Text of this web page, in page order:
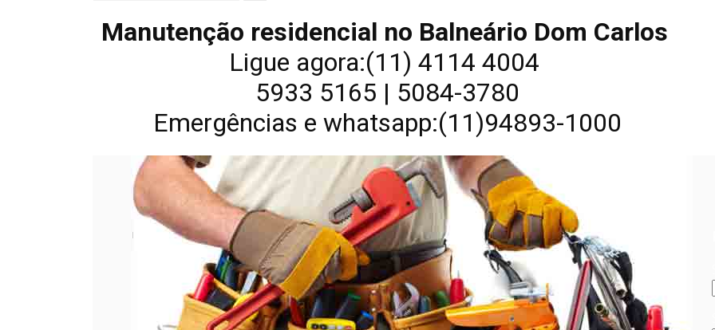
Manutenção residencial no Balneário Dom Carlos
Ligue agora:(11) 4114 4004
5933 5165 | 5084-3780
Emergências e whatsapp:(11)94893-1000